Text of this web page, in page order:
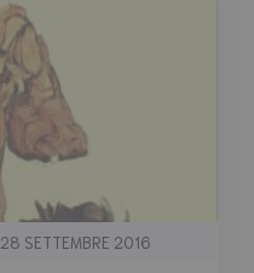
28 SETTEMBRE 2016